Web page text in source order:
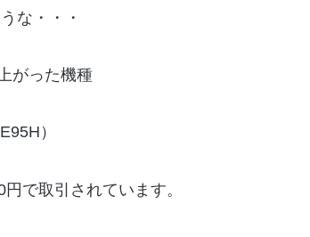
な・・・
がった機種
）
で取引されています。